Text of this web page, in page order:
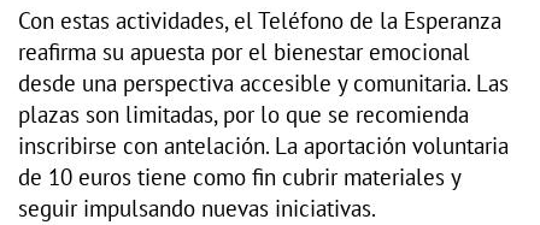
Con estas actividades, el Teléfono de la Esperanza
reafirma su apuesta por el bienestar emocional
desde una perspectiva accesible y comunitaria. Las
plazas son limitadas, por lo que se recomienda
inscribirse con antelación. La aportación voluntaria
de 10 euros tiene como fin cubrir materiales y
seguir impulsando nuevas iniciativas.